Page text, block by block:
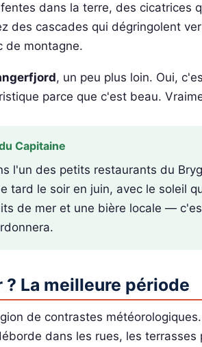
dans la terre, des cicatrices
des cascades qui dégringolent
de montagne.
, un peu plus loin. Oui,
parce que c'est beau.
Capitaine
l'un des petits restaurants du
tard le soir en juin, avec le soleil
de mer et une bière locale —
? La meilleure période
de contrastes
dans les rues, les